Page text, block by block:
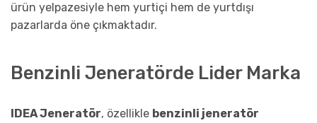
ürün yelpazesiyle hem yurtiçi hem de yurtdışı
pazarlarda öne çıkmaktadır.
Benzinli Jeneratörde Lider Marka
IDEA Jeneratör, özellikle benzinli jeneratör